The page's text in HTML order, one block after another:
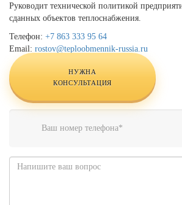
Руководит технической политикой
сданных объектов теплоснабжения.
Телефон: +7 863 333 95 64
Email: rostov@teploobmennik-russia.ru
НУЖНА
КОНСУЛЬТАЦИЯ